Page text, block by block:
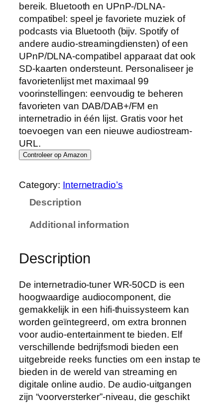
bereik. Bluetooth en UPnP-/DLNA-
compatibel: speel je favoriete muziek of
podcasts via Bluetooth (bijv. Spotify of
andere audio-streamingdiensten) of een
UPnP/DLNA-compatibel apparaat dat ook
SD-kaarten ondersteunt. Personaliseer je
favorietenlijst met maximaal 99
voorinstellingen: eenvoudig te beheren
favorieten van DAB/DAB+/FM en
internetradio in één lijst. Gratis voor het
toevoegen van een nieuwe audiostream-
URL.
Controleer op Amazon
Category: Internetradio’s
Description
Additional information
Description
De internetradio-tuner WR-50CD is een
hoogwaardige audiocomponent, die
gemakkelijk in een hifi-thuissysteem kan
worden geïntegreerd, om extra bronnen
voor audio-entertainment te bieden. Elf
verschillende bedrijfsmodi bieden een
uitgebreide reeks functies om een instap te
bieden in de wereld van streaming en
digitale online audio. De audio-uitgangen
zijn “voorversterker”-niveau, die geschikt